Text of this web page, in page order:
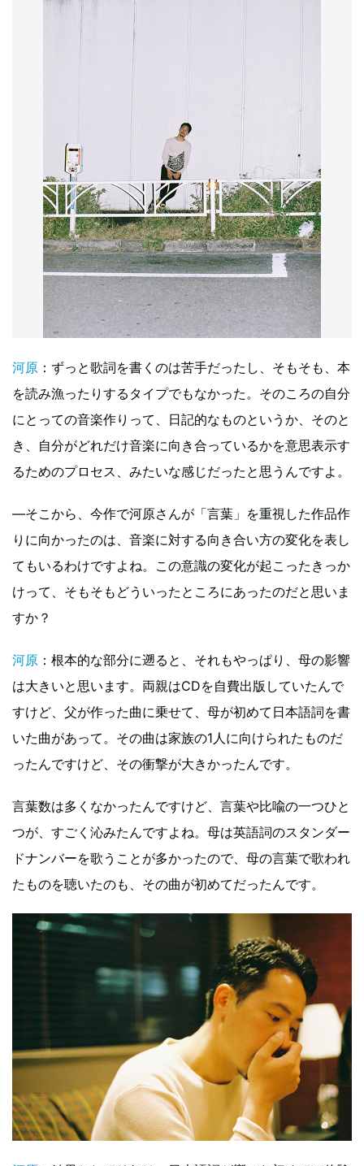
河原 ：ずっと歌詞を書くのは苦手だったし、そもそも、本
を読み漁ったりするタイプでもなかった。そのころの自分
にとっての音楽作りって、日記的なものというか、そのと
き、自分がどれだけ音楽に向き合っているかを意思表示す
るためのプロセス、みたいな感じだったと思うんですよ。
—そこから、今作で河原さんが「言葉」を重視した作品作
りに向かったのは、音楽に対する向き合い方の変化を表し
てもいるわけですよね。この意識の変化が起こったきっか
けって、そもそもどういったところにあったのだと思いま
すか？
河原 ：根本的な部分に遡ると、それもやっぱり、母の影響
は大きいと思います。両親はCDを自費出版していたんで
すけど、父が作った曲に乗せて、母が初めて日本語詞を書
いた曲があって。その曲は家族の1人に向けられたものだ
ったんですけど、その衝撃が大きかったんです。
言葉数は多くなかったんですけど、言葉や比喩の一つひと
つが、すごく沁みたんですよね。母は英語詞のスタンダー
ドナンバーを歌うことが多かったので、母の言葉で歌われ
たものを聴いたのも、その曲が初めてだったんです。